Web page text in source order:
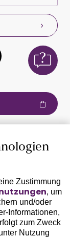
Zustimmung
, um
und/oder
Informationen,
zum Zweck
Nutzung